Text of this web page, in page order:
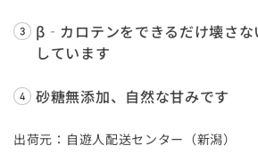
β‐カロテンをできるだけ壊さな
しています
砂糖無添加、自然な甘みです
出荷元：自遊人配送センター（新潟）